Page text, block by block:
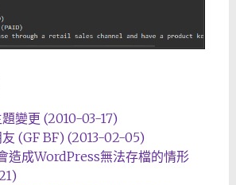
變更 (2010-03-17)
(GF BF) (2013-02-05)
造成WordPress無法存檔的情形